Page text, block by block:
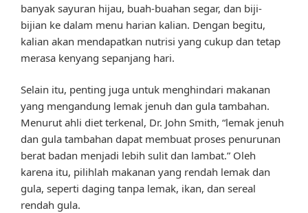
banyak sayuran hijau, buah-buahan segar, dan biji-
bijian ke dalam menu harian kalian. Dengan begitu,
kalian akan mendapatkan nutrisi yang cukup dan tetap
merasa kenyang sepanjang hari.
Selain itu, penting juga untuk menghindari makanan
yang mengandung lemak jenuh dan gula tambahan.
Menurut ahli diet terkenal, Dr. John Smith, “lemak jenuh
dan gula tambahan dapat membuat proses penurunan
berat badan menjadi lebih sulit dan lambat.” Oleh
karena itu, pilihlah makanan yang rendah lemak dan
gula, seperti daging tanpa lemak, ikan, dan sereal
rendah gula.